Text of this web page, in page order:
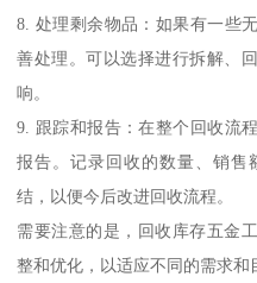
8. 处理剩余物品：如果有一些
善处理。可以选择进行拆解、
响。
9. 跟踪和报告：在整个回收流
报告。记录回收的数量、销售
结，以便今后改进回收流程。
需要注意的是，回收库存五金
整和优化，以适应不同的需求和